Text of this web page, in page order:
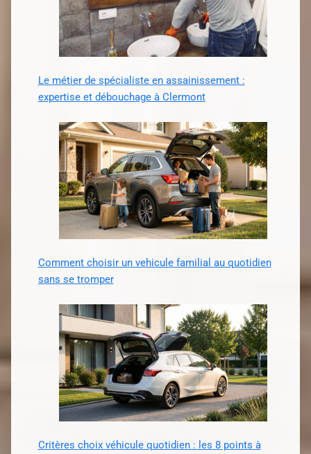
Le métier de spécialiste en assainissement :
expertise et débouchage à Clermont
Comment choisir un vehicule familial au quotidien
sans se tromper
Critères choix véhicule quotidien : les 8 points à